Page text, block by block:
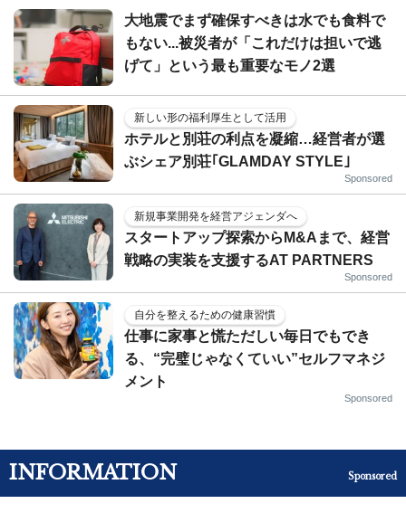
大地震でまず確保すべきは水でも食料で
もない...被災者が「これだけは担いで逃
げて」という最も重要なモノ2選
新しい形の福利厚生として活用
ホテルと別荘の利点を凝縮…経営者が選
ぶシェア別荘｢GLAMDAY STYLE｣
Sponsored
新規事業開発を経営アジェンダへ
スタートアップ探索からM&Aまで、経営
戦略の実装を支援するAT PARTNERS
Sponsored
自分を整えるための健康習慣
仕事に家事と慌ただしい毎日でもでき
る、“完璧じゃなくていい”セルフマネジ
メント
Sponsored
INFORMATION Sponsored